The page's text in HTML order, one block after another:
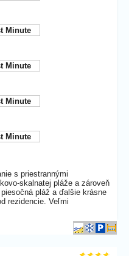
Minute
Minute
Minute
Minute
s priestrannými
skalnatej pláže a zároveň
pláž a ďalšie krásne
rezidencie. Veľmi